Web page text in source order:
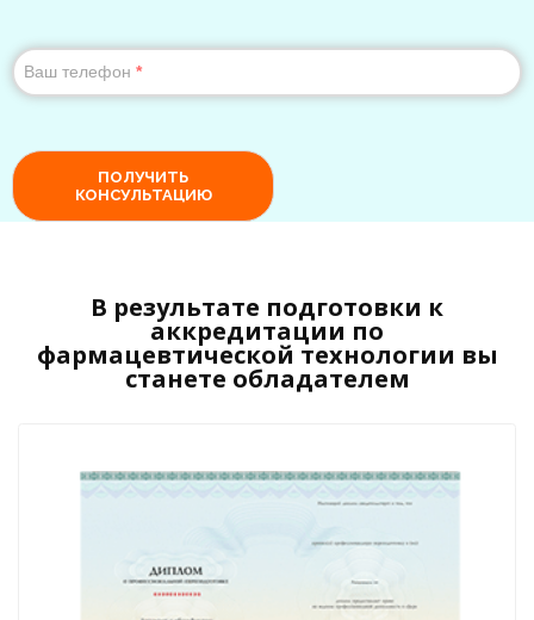
В результате подготовки к
аккредитации по
фармацевтической технологии вы
станете обладателем